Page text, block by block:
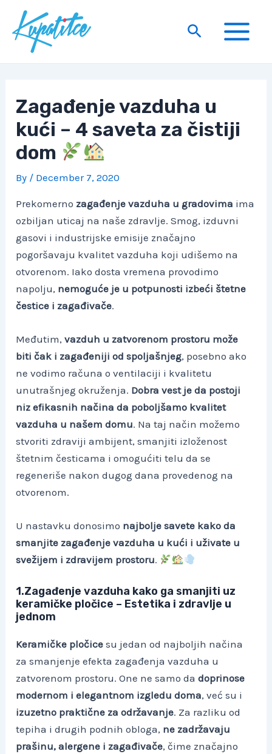
content
Search
Main
Zagađenje vazduha u
kući – 4 saveta za čistiji
dom
By / December 7, 2020
Prekomerno zagađenje vazduha u gradovima ima
ozbiljan uticaj na naše zdravlje. Smog, izduvni
gasovi i industrijske emisije značajno
pogoršavaju kvalitet vazduha koji udišemo na
otvorenom. Iako dosta vremena provodimo
napolju, nemoguće je u potpunosti izbeći štetne
čestice i zagađivače.
Međutim,vazduh u zatvorenom prostoru može
biti čak i zagađeniji od spoljašnjeg, posebno ako
ne vodimo računa o ventilaciji i kvalitetu
unutrašnjeg okruženja. Dobra vest je da postoji
niz efikasnih načina da poboljšamo kvalitet
vazduha u našem domu. Na taj način možemo
stvoriti zdraviji ambijent, smanjiti izloženost
štetnim česticama i omogućiti telu da se
regeneriše nakon dugog dana provedenog na
otvorenom.
U nastavku donosimo najbolje savete kako da
smanjite zagađenje vazduha u kući i uživate u
svežijem i zdravijem prostoru.
1.Zagađenje vazduha kako ga smanjiti uz
keramičke pločice – Estetika i zdravlje u
jednom
Keramičke pločice su jedan od najboljih načina
za smanjenje efekta zagađenja vazduha u
zatvorenom prostoru. One ne samo dadoprinose
modernom i elegantnom izgledu doma, već su i
izuzetno praktične za održavanje. Za razliku od
tepiha i drugih podnih obloga, ne zadržavaju
prašinu, alergene i zagađivače, čime značajno